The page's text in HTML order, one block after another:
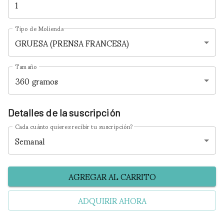
Tipo de Molienda
GRUESA (PRENSA FRANCESA)
Tamaño
360 gramos
Detalles de la suscripción
Cada cuánto quieres recibir tu suscripción?
Semanal
AGREGAR AL CARRITO
ADQUIRIR AHORA